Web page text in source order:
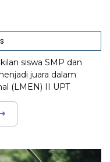
siswa SMP dan
juara dalam
(LMEN) II UPT